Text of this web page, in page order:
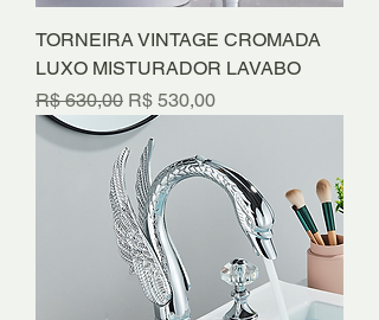
TORNEIRA VINTAGE CROMADA
LUXO MISTURADOR LAVABO
Preço normal
R$ 630,00 Preço promocional
R$ 530,00